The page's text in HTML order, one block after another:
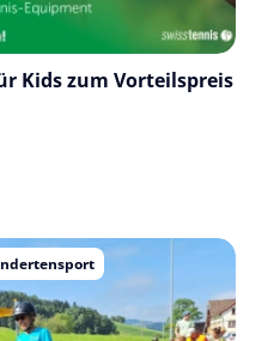
Kids zum Vorteilspreis